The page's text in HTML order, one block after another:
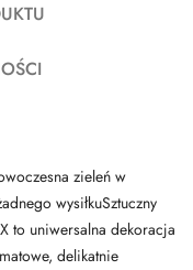
zieleń w
wysiłkuSztuczny
to uniwersalna dekoracja
delikatnie